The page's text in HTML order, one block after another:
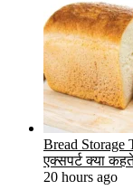
Bread Storage
एक्सपर्ट क्या
20 hours ago